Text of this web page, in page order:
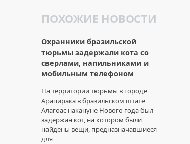
ПОХОЖИЕ НОВОСТИ
Охранники бразильской
тюрьмы задержали кота со
сверлами, напильниками и
мобильным телефоном
На территории тюрьмы в городе
Арапирака в бразильском штате
Алагоас накануне Нового года был
задержан кот, на котором были
найдены вещи, предназначавшиеся
для